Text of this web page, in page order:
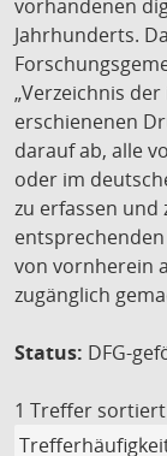
vorhandenen
Jahrhunderts.
„Verzeichnis
erschienenen
darauf ab, alle
oder im
zu erfassen und
von vornherein
zugänglich
Status: DFG-
1 Treffer